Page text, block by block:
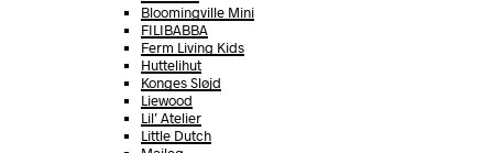
Bloomingville Mini
FILIBABBA
Ferm Living Kids
Huttelihut
Konges Sløjd
Liewood
Lil’ Atelier
Little Dutch